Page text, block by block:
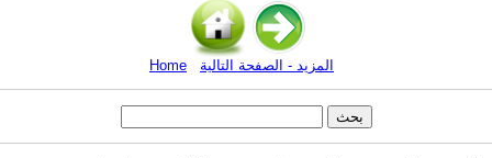
Home المزيد - الصفحة التالية